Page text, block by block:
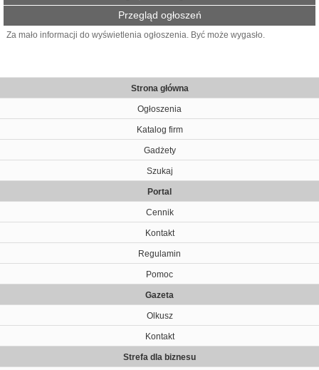
Przegląd ogłoszeń
Za mało informacji do wyświetlenia ogłoszenia. Być może wygasło.
Strona główna
Ogłoszenia
Katalog firm
Gadżety
Szukaj
Portal
Cennik
Kontakt
Regulamin
Pomoc
Gazeta
Olkusz
Kontakt
Strefa dla biznesu